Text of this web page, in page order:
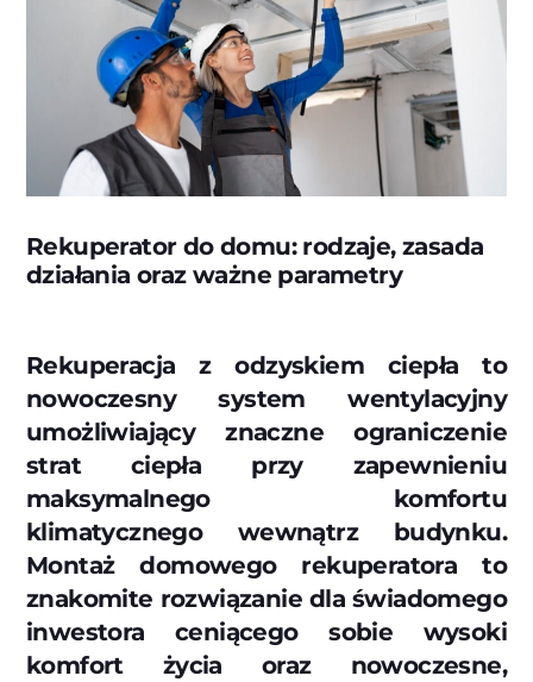
Rekuperator do domu: rodzaje, zasada
działania oraz ważne parametry
Rekuperacja z odzyskiem ciepła to
nowoczesny system wentylacyjny
umożliwiający znaczne ograniczenie
strat ciepła przy zapewnieniu
maksymalnego komfortu
klimatycznego wewnątrz budynku.
Montaż domowego rekuperatora to
znakomite rozwiązanie dla świadomego
inwestora ceniącego sobie wysoki
komfort życia oraz nowoczesne,